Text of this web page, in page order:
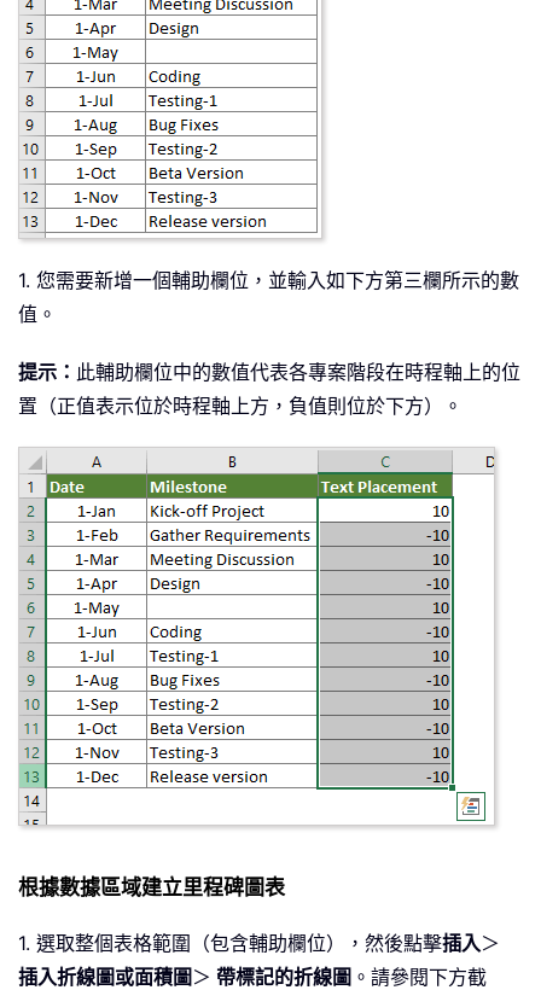
1. 您需要新增一個輔助欄位，並輸入如下方第三欄所示的數
值。
提示： 此輔助欄位中的數值代表各專案階段在時程軸上的位
置（正值表示位於時程軸上方，負值則位於下方）。
根據數據區域建立里程碑圖表
1. 選取整個表格範圍（包含輔助欄位），然後點擊插入＞
插入折線圖或面積圖＞ 帶標記的折線圖 。請參閱下方截